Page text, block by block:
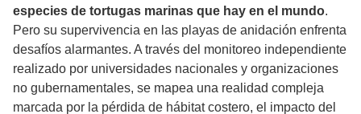
especies de tortugas marinas que hay en el mundo.
Pero su supervivencia en las playas de anidación enfrenta
desafíos alarmantes. A través del monitoreo independiente
realizado por universidades nacionales y organizaciones
no gubernamentales, se mapea una realidad compleja
marcada por la pérdida de hábitat costero, el impacto del